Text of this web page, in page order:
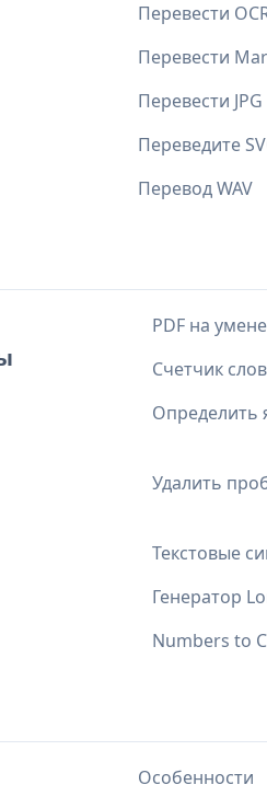
Перевести
Перевести
Перевести JPG
Переведите
Перевод WAV
PDF на умене
Счетчик слов
Определить
Удалить
Текстовые
Генератор
Numbers to
Особенности